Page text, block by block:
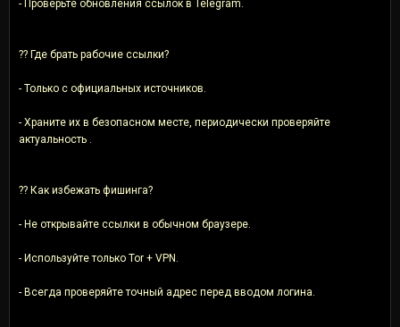
- Проверьте обновления ссылок в Telegram.
?? Где брать рабочие ссылки?
- Только с официальных источников.
- Храните их в безопасном месте, периодически проверяйте
актуальность .
?? Как избежать фишинга?
- Не открывайте ссылки в обычном браузере.
- Используйте только Tor + VPN.
- Всегда проверяйте точный адрес перед вводом логина.